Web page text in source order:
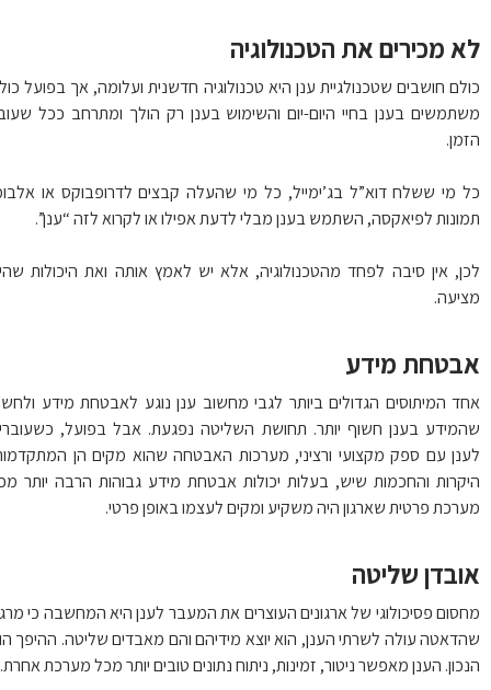
מכירים את הטכנולוגיה
חושבים שטכנולגיית ענן היא טכנולוגיה חדשנית ועלומה, אך בפועל כולנו
בענן בחיי היום-יום והשימוש בענן רק הולך ומתרחב ככל שעובר
מי ששלח דוא”ל בג’ימייל, כל מי שהעלה קבצים לדרופבוקס או אלבומי
לפיאקסה, השתמש בענן מבלי לדעת אפילו או לקרוא לזה “ענן”.
אין סיבה לפחד מהטכנולוגיה, אלא יש לאמץ אותה ואת היכולות שהיא
מידע
המיתוסים הגדולים ביותר לגבי מחשוב ענן נוגע לאבטחת מידע ולחשש
בענן חשוף יותר. תחושת השליטה נפגעת. אבל בפועל, כשעוברים
עם ספק מקצועי ורציני, מערכות האבטחה שהוא מקים הן המתקדמות,
והחכמות שיש, בעלות יכולות אבטחת מידע גבוהות הרבה יותר מכל
פרטית שארגון היה משקיע ומקים לעצמו באופן פרטי.
שליטה
פסיכולוגי של ארגונים העוצרים את המעבר לענן היא המחשבה כי מרגע
עולה לשרתי הענן, הוא יוצא מידיהם והם מאבדים שליטה. ההיפך הוא
הענן מאפשר ניטור, זמינות, ניתוח נתונים טובים יותר מכל מערכת אחרת.